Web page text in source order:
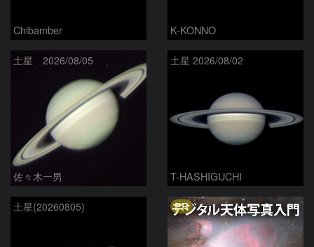
Chibamber K-KONNO
土星 2026/08/05
佐々木一男
土星 2026/08/02
T-HASHIGUCHI
土星(20260805) PR